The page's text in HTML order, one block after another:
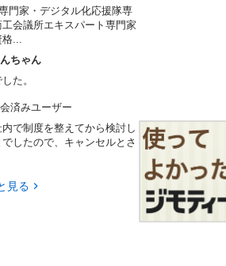
門家・デジタル化応援隊専
工会議所エキスパート専門家
格...
ちゃん
た。
済みユーザー
で制度を整えてから検討し
したので、キャンセルとさ
見る